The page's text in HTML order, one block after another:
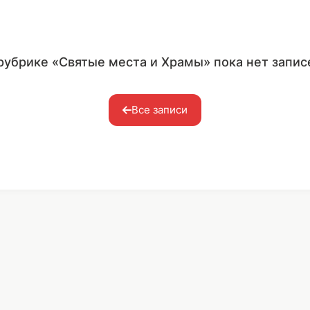
«Святые места и Храмы» пока нет
Все записи